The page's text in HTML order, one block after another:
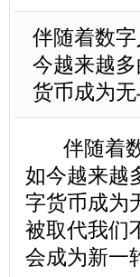
伴随着数
今越来越
货币成为
伴随着数
如今越来越
字货币成为
被取代我们
会成为新一